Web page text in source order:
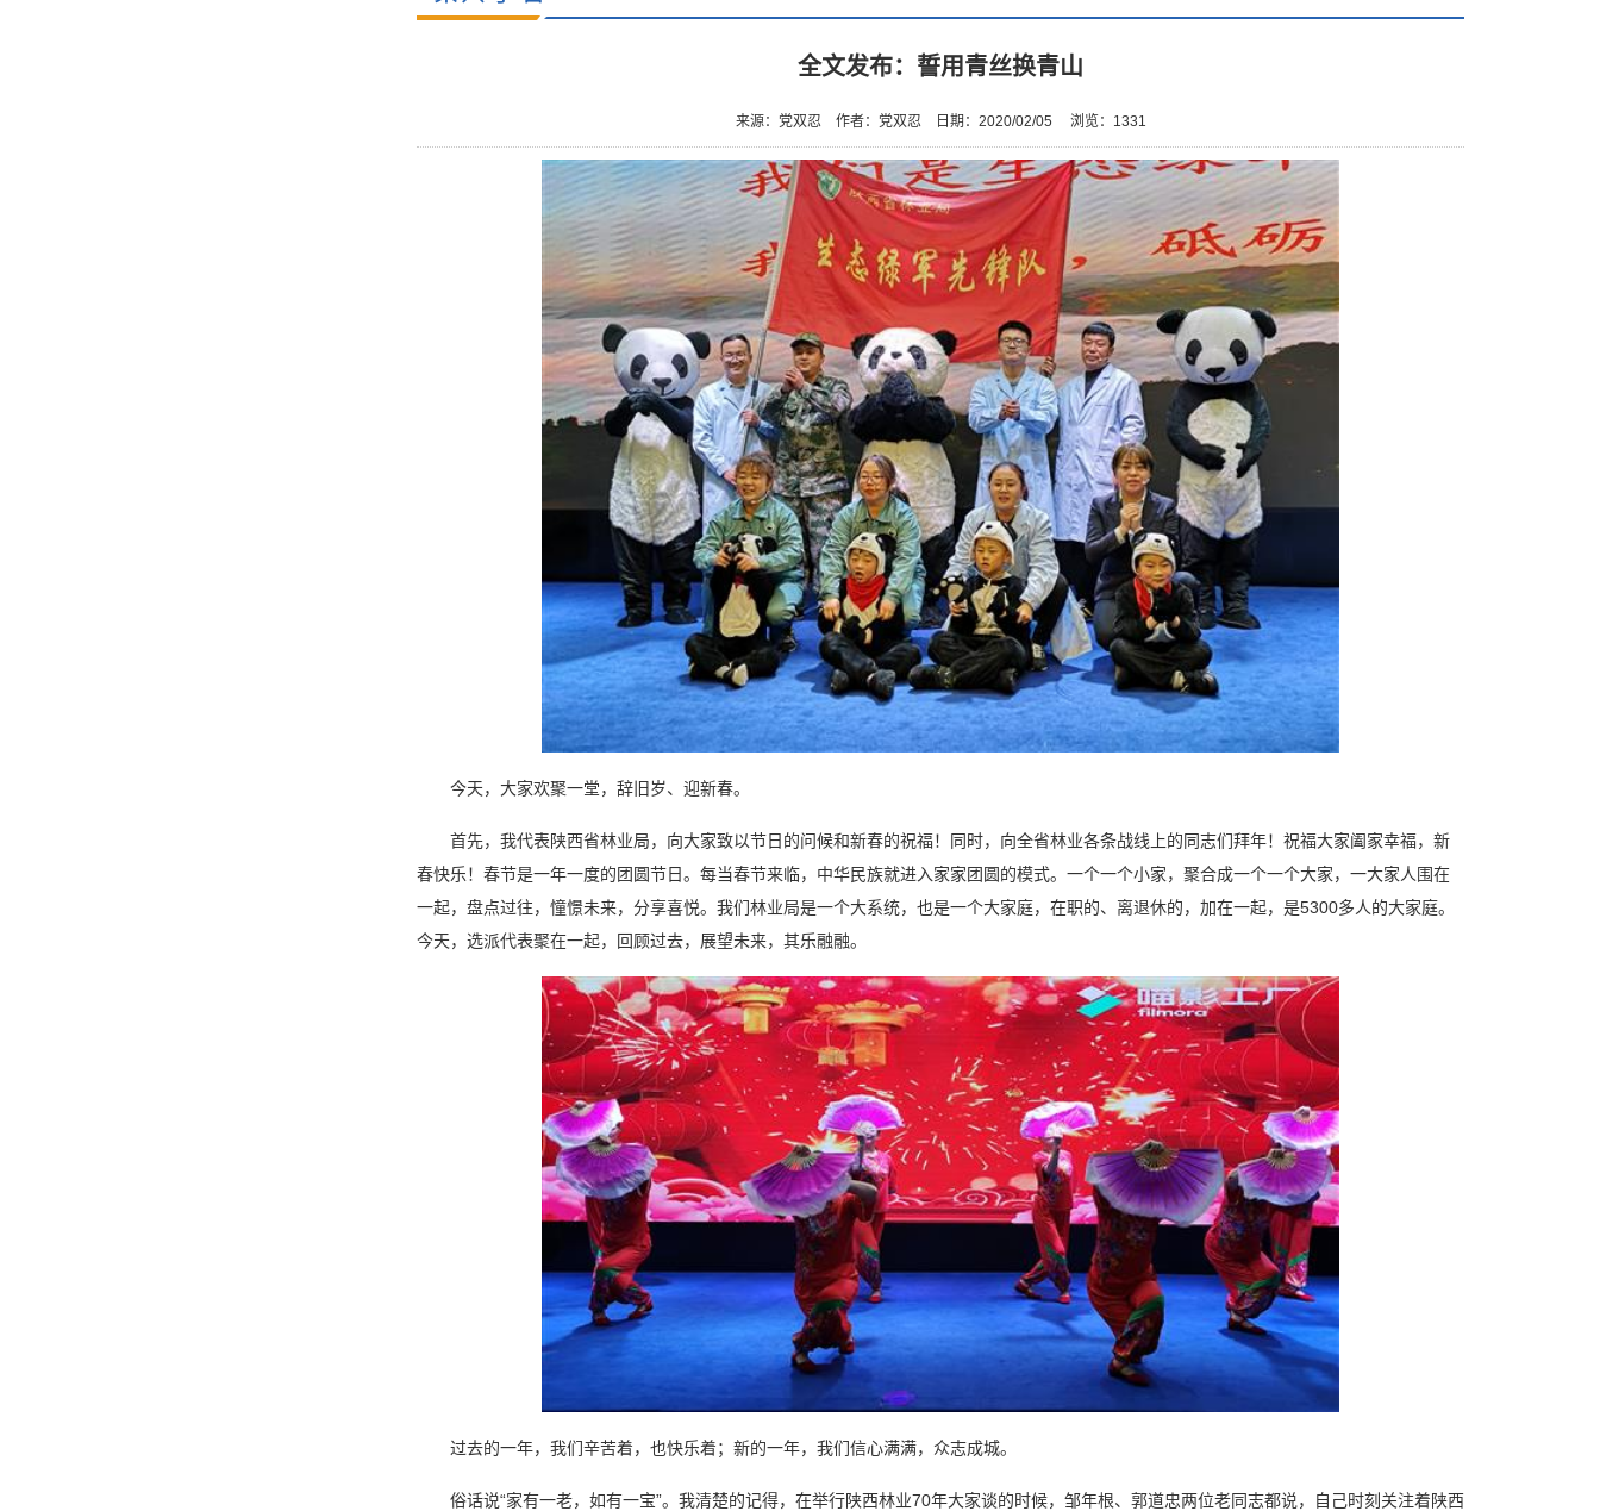
全文发布：誓用青丝换青山
来源：党双忍 作者：党双忍 日期：2020/02/05 浏览： 1331
今天，大家欢聚一堂，辞旧岁、迎新春。
首先，我代表陕西省林业局，向大家致以节日的问候和新春的祝福！同时，向全省林业各条战线上的同志们拜年！祝福大家阖家幸福，新
春快乐！春节是一年一度的团圆节日。每当春节来临，中华民族就进入家家团圆的模式。一个一个小家，聚合成一个一个大家，一大家人围在
一起，盘点过往，憧憬未来，分享喜悦。我们林业局是一个大系统，也是一个大家庭，在职的、离退休的，加在一起，是5300多人的大家庭。
今天，选派代表聚在一起，回顾过去，展望未来，其乐融融。
过去的一年，我们辛苦着，也快乐着；新的一年，我们信心满满，众志成城。
俗话说“家有一老，如有一宝”。我清楚的记得，在举行陕西林业70年大家谈的时候，邹年根、郭道忠两位老同志都说，自己时刻关注着陕西